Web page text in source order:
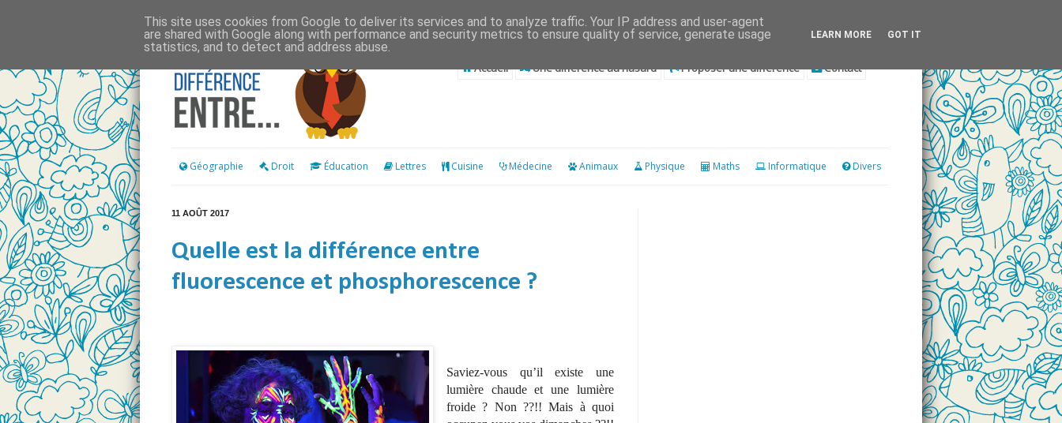
Accueil Une différence au hasard Proposer une différence Contact
Géographie Droit Éducation Lettres Cuisine Médecine Animaux Physique Maths Informatique Divers
11 AOÛT 2017
Quelle est la différence entre
fluorescence et phosphorescence ?
Saviez-vous qu’il existe une
lumière chaude et une lumière
froide ? Non ??!! Mais à quoi
This site uses cookies from Google to deliver its services and to analyze traffic. Your IP address and user-agent
are shared with Google along with performance and security metrics to ensure quality of service, generate usage
statistics, and to detect and address abuse.
LEARN MORE GOT IT